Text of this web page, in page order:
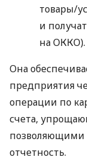
товары/
и
на ОККО).
Она
предприятия
операции по
счета,
позволяющими
отчетность.